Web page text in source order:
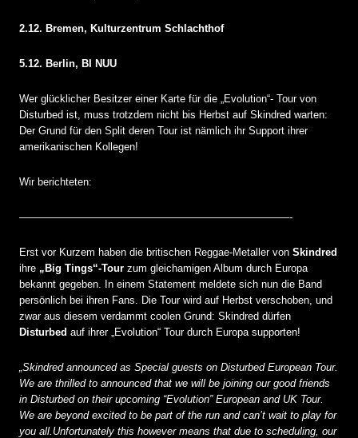
2.12. Bremen, Kulturzentrum Schlachthof
5.12. Berlin, BI NUU
Wer glücklicher Besitzer einer Karte für die „Evolution“- Tour von
Disturbed ist, muss trotzdem nicht bis Herbst auf Skindred warten:
Der Grund für den Split deren Tour ist nämlich ihr Support ihrer
amerikanischen Kollegen!
Wir berichteten:
——————————————————————————-
Erst vor Kurzem haben die britischen Reggae-Metaller von Skindred
ihre „Big Tings“-Tour zum gleichamigen Album durch Europa
bekannt gegeben. In einem Statement meldete sich nun die Band
persönlich bei ihren Fans. Die Tour wird auf Herbst verschoben, und
zwar aus diesem verdammt coolen Grund: Skindred dürfen
Disturbed auf ihrer „Evolution“ Tour durch Europa supporten!
„Skindred announced as Special guests on Disturbed European Tour.
We are thrilled to announced that we will be joining our good friends
in Disturbed on their upcoming “Evolution” European and UK Tour.
We are beyond excited to be part of the run and can’t wait to play for
you all.Unfortunately this however means that due to scheduling, our